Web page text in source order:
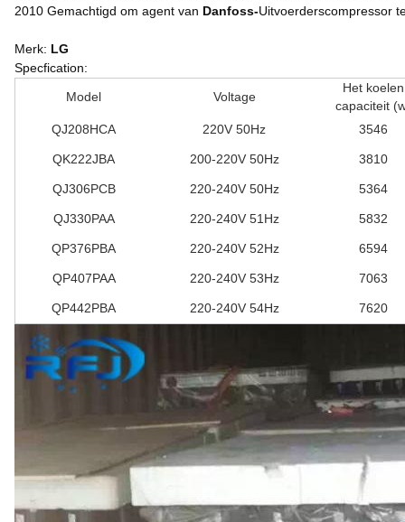
2010 Gemachtigd om agent van Danfoss-Uitvoerderscompressor
Merk: LG
Specfication:
Model
Voltage
Het koelen
capaciteit
QJ208HCA
220V 50Hz 3546
QK222JBA 200-220V 50Hz 3810
QJ306PCB 220-240V 50Hz 5364
QJ330PAA 220-240V 51Hz 5832
QP376PBA 220-240V 52Hz 6594
QP407PAA 220-240V 53Hz 7063
QP442PBA 220-240V 54Hz 7620